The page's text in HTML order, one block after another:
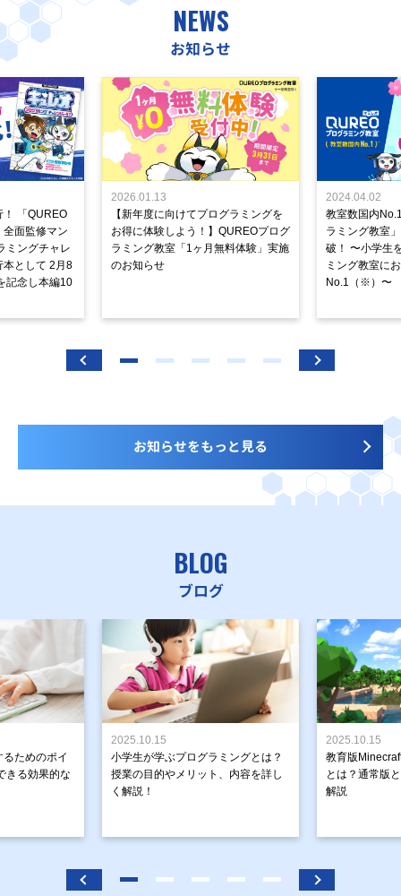
NEWS
お知らせ
！ 「QUREO
面監修マン
ミングチャレ
本として 2月8
記念し本編10
2026.01.13
【新年度に向けてプログラミングを
お得に体験しよう！】QUREOプログ
ラミング教室「1ヶ月無料体験」実施
のお知らせ
2024.04.02
教室数国内
ラミング教室
破！ 〜小学生
ミング教室に
No.1（※）〜
お知らせをもっと見る
BLOG
ブログ
ためのポイ
きる効果的な
2025.10.15
小学生が学ぶプログラミングとは？
授業の目的やメリット、内容を詳し
く解説！
2025.10.15
教育版
とは？通常版
解説